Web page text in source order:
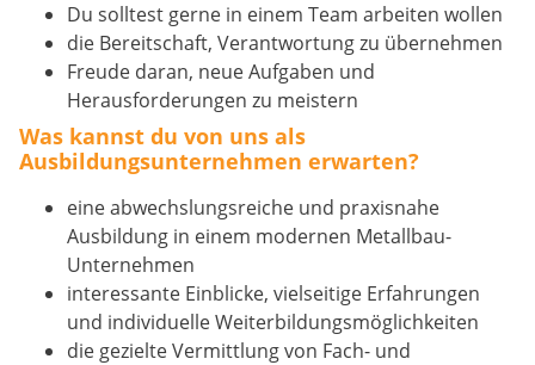
Du solltest gerne in einem Team arbeiten wollen
die Bereitschaft, Verantwortung zu übernehmen
Freude daran, neue Aufgaben und
Herausforderungen zu meistern
Was kannst du von uns als
Ausbildungsunternehmen erwarten?
eine abwechslungsreiche und praxisnahe
Ausbildung in einem modernen Metallbau-
Unternehmen
interessante Einblicke, vielseitige Erfahrungen
und individuelle Weiterbildungsmöglichkeiten
die gezielte Vermittlung von Fach- und